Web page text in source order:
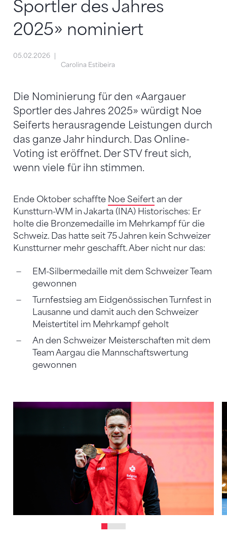
Sportler des Jahres
2025» nominiert
05.02.2026
Carolina Estibeira
Die Nominierung für den «Aargauer
Sportler des Jahres 2025» würdigt Noe
Seiferts herausragende Leistungen durch
das ganze Jahr hindurch. Das Online-
Voting ist eröffnet. Der STV freut sich,
wenn viele für ihn stimmen.
Ende Oktober schaffte Noe Seifert an der
Kunstturn-WM in Jakarta (INA) Historisches: Er
holte die Bronzemedaille im Mehrkampf für die
Schweiz. Das hatte seit 75 Jahren kein Schweizer
Kunstturner mehr geschafft. Aber nicht nur das:
EM-Silbermedaille mit dem Schweizer Team
gewonnen
Turnfestsieg am Eidgenössischen Turnfest in
Lausanne und damit auch den Schweizer
Meistertitel im Mehrkampf geholt
An den Schweizer Meisterschaften mit dem
Team Aargau die Mannschaftswertung
gewonnen